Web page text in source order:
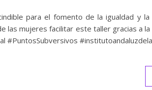
para el fomento de la igualdad y
las mujeres facilitar este taller gracias a
#PuntosSubversivos